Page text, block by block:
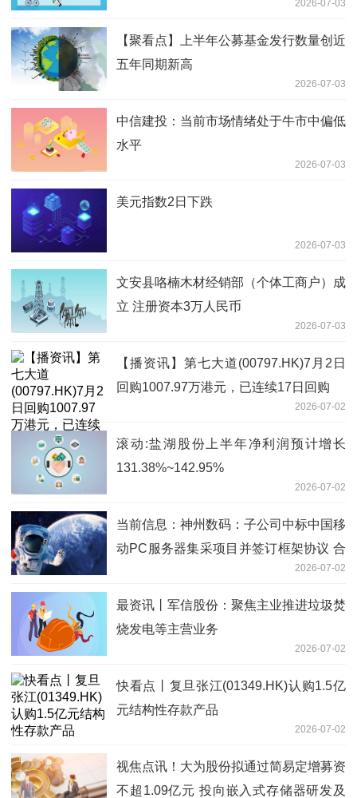
2026-07-03
【聚看点】上半年公募基金发行数量创近
五年同期新高
2026-07-03
中信建投：当前市场情绪处于牛市中偏低
水平
2026-07-03
美元指数2日下跌
2026-07-03
文安县咯楠木材经销部（个体工商户）成
立 注册资本3万人民币
2026-07-03
【播资讯】第七大道(00797.HK)7月2日
回购1007.97万港元，已连续17日回购
2026-07-02
滚动:盐湖股份上半年净利润预计增长
131.38%~142.95%
2026-07-02
当前信息：神州数码：子公司中标中国移
动PC服务器集采项目并签订框架协议 合
2026-07-02
最资讯丨军信股份：聚焦主业推进垃圾焚
烧发电等主营业务
2026-07-02
快看点丨复旦张江(01349.HK)认购1.5亿
元结构性存款产品
2026-07-02
视焦点讯！大为股份拟通过简易定增募资
不超1.09亿元 投向嵌入式存储器研发及